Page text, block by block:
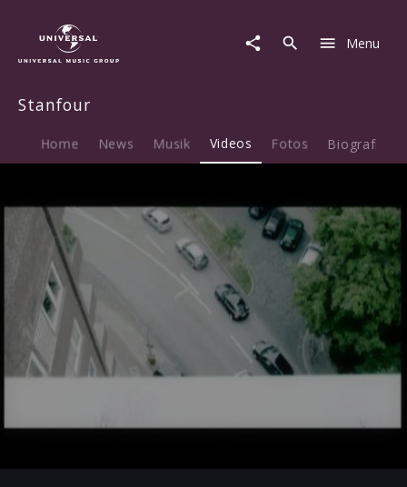
Menu
Stanfour
Home News Musik Videos Fotos Biografie
Play Mute